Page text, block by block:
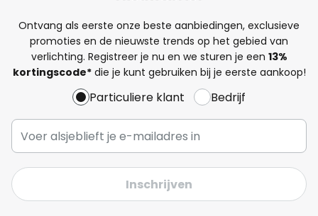
Ontvang als eerste onze beste aanbiedingen, exclusieve
promoties en de nieuwste trends op het gebied van
verlichting. Registreer je nu en we sturen je een 13%
kortingscode*die je kunt gebruiken bij je eerste aankoop!
Particuliere klant Bedrijf
Inschrijven